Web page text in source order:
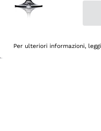
Per ulteriori informazioni,